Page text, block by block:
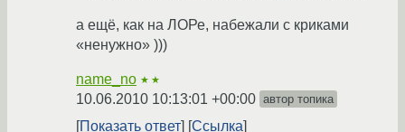
а ещё, как на ЛОРе, набежали с криками
«ненужно» )))
name_no ★★
10.06.2010 10:13:01 +00:00 автор топика
Показать ответ Ссылка